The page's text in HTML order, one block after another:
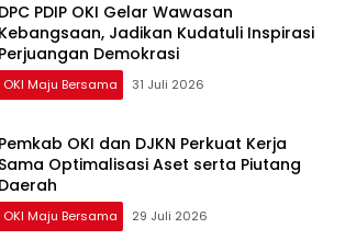
DPC PDIP OKI Gelar Wawasan
Kebangsaan, Jadikan Kudatuli Inspirasi
Perjuangan Demokrasi
OKI Maju Bersama 31 Juli 2026
Pemkab OKI dan DJKN Perkuat Kerja
Sama Optimalisasi Aset serta Piutang
Daerah
OKI Maju Bersama 29 Juli 2026